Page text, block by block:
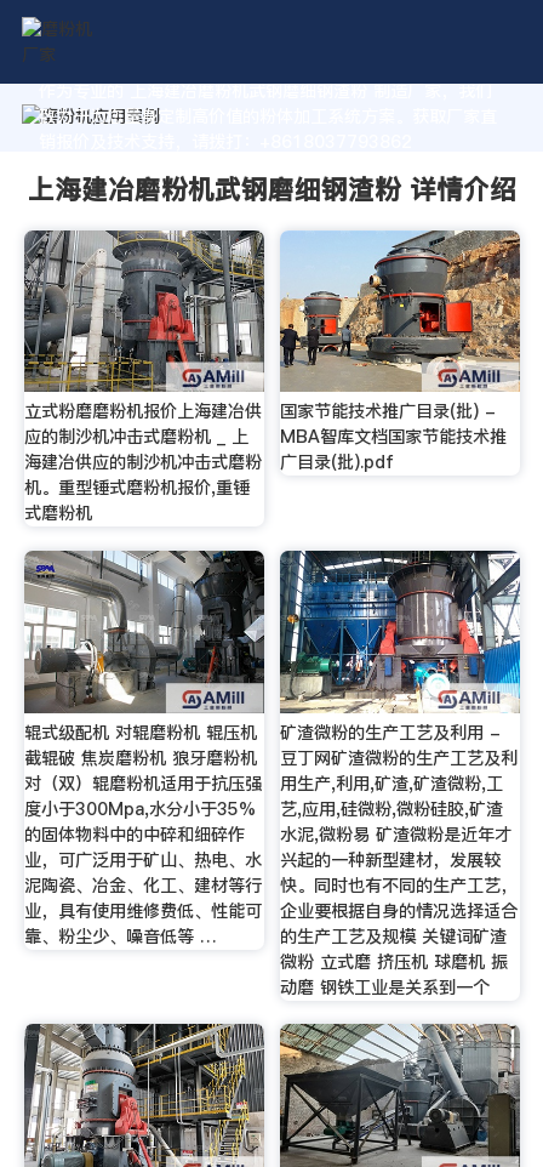
作为专业的 上海建冶磨粉机武钢磨细钢渣粉 制造厂家，我们
致力于为您量身定制高价值的粉体加工系统方案。获取厂家直
上海建冶磨粉机武钢磨细钢渣粉 详情介绍
立式粉磨磨粉机报价上海建冶供
应的制沙机冲击式磨粉机 _ 上
海建冶供应的制沙机冲击式磨粉
机。重型锤式磨粉机报价,重锤
式磨粉机
国家节能技术推广目录(批) -
MBA智库文档国家节能技术推
广目录(批).pdf
辊式级配机 对辊磨粉机 辊压机
截辊破 焦炭磨粉机 狼牙磨粉机
对（双）辊磨粉机适用于抗压强
度小于300Mpa,水分小于35%
的固体物料中的中碎和细碎作
业，可广泛用于矿山、热电、水
泥陶瓷、冶金、化工、建材等行
业，具有使用维修费低、性能可
靠、粉尘少、噪音低等 …
矿渣微粉的生产工艺及利用 -
豆丁网矿渣微粉的生产工艺及利
用生产,利用,矿渣,矿渣微粉,工
艺,应用,硅微粉,微粉硅胶,矿渣
水泥,微粉易 矿渣微粉是近年才
兴起的一种新型建材，发展较
快。同时也有不同的生产工艺，
企业要根据自身的情况选择适合
的生产工艺及规模 关键词矿渣
微粉 立式磨 挤压机 球磨机 振
动磨 钢铁工业是关系到一个